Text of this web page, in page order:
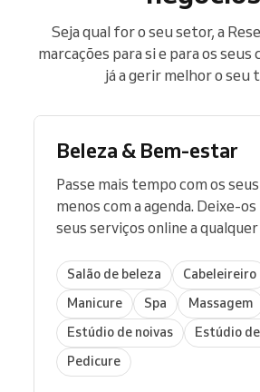
Seja qual for o seu setor, a
marcações para si e para os seus
já a gerir melhor o seu
Beleza & Bem-estar
Passe mais tempo com os
menos com a agenda. Deixe-
seus serviços online a qualquer
Salão de beleza Cabeleireiro
Manicure
Spa
Massagem
Estúdio de noivas
Estúdio
Pedicure